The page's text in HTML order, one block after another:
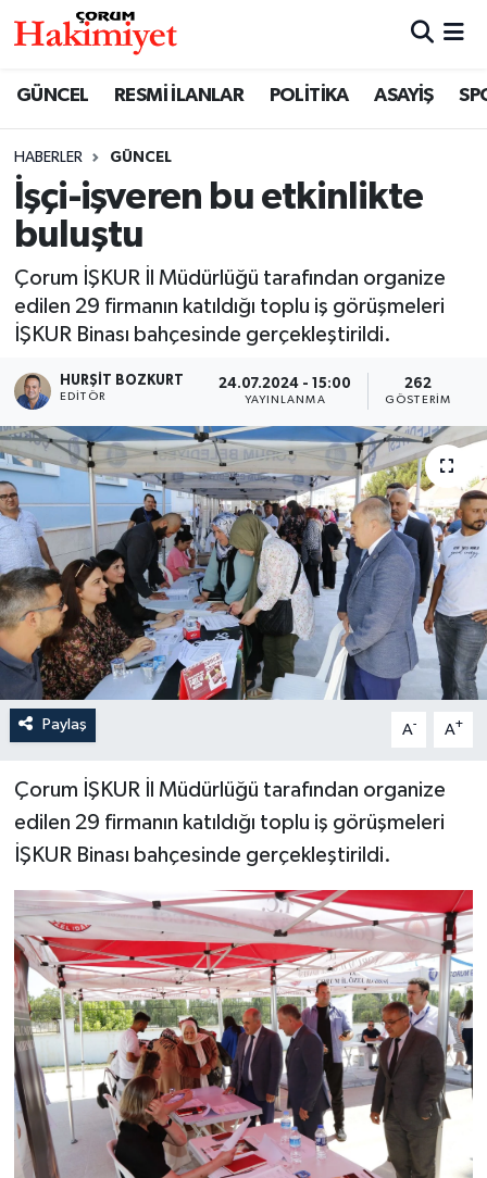
GÜNCEL RESMİ İLANLAR POLİTİKA ASAYİŞ
HABERLER GÜNCEL
İşçi-işveren bu etkinlikte
buluştu
Çorum İŞKUR İl Müdürlüğü tarafından organize
edilen 29 firmanın katıldığı toplu iş görüşmeleri
İŞKUR Binası bahçesinde gerçekleştirildi.
HURŞIT BOZKURT
EDITÖR
24.07.2024 - 15:00
YAYINLANMA
262
GÖSTERIM
Paylaş A- A+
Çorum İŞKUR İl Müdürlüğü tarafından organize
edilen 29 firmanın katıldığı toplu iş görüşmeleri
İŞKUR Binası bahçesinde gerçekleştirildi.
SAĞLIK
ASAYİŞ
EKONOMİ
EĞİTİM
İLÇELER
OTOPARK
TEKNOLOJİ
Nöbetçi Eczaneler
Çorum Namaz Vakitleri
Trafik Durumu
Süper Lig Puan Durumu ve Fikstür
Haber Arşivi